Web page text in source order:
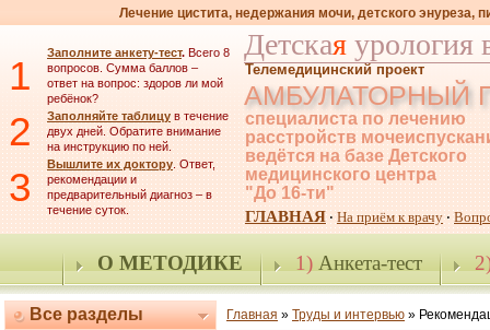
Лечение цистита, недержания мочи, детского энуреза,
1 Заполните анкету-тест. Всего 8
вопросов. Сумма баллов –
ответ на вопрос: здоров ли мой
ребёнок?
2 Заполняйте таблицу в течение
двух дней. Обратите внимание
на инструкцию по ней.
3 Вышлите их доктору. Ответ,
рекомендации и
предварительный диагноз – в
течение суток.
Детская урология
Телемедицинский проект
АМБУЛАТОРНЫЙ
специалиста по лечению
расстройств
ведётся на базе Детского
медицинского центра
"До 16-ти"
ГЛАВНАЯ · На приём к врачу ·
О МЕТОДИКЕ 1)Анкета-тест
Все разделы Главная » Труды и интервью »